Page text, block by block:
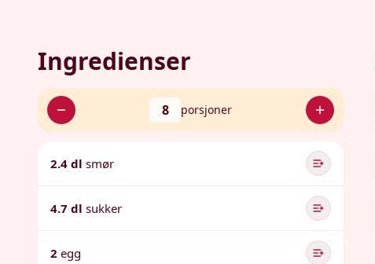
Ingredienser
8 porsjoner
2.4 dl smør
4.7 dl sukker
2 egg